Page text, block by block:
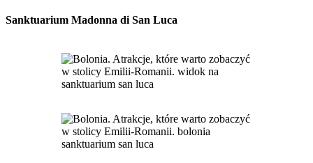
Sanktuarium Madonna di San Luca